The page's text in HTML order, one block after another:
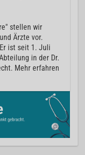
stellen wir
Ärzte vor.
ist seit 1. Juli
in der Dr.
Mehr erfahren